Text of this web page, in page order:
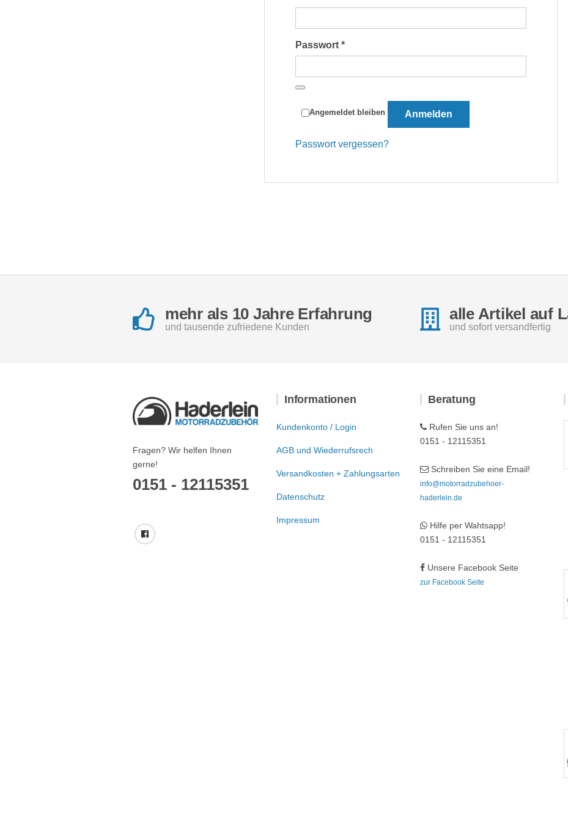
Passwort *Erforderlich
Angemeldet bleiben Anmelden
Passwort vergessen?
mehr als 10 Jahre Erfahrung
und tausende zufriedene Kunden
alle Artikel auf
und sofort versandfertig
Fragen? Wir helfen Ihnen
gerne!
0151 - 12115351
Informationen
Kundenkonto / Login
AGB und Wiederrufsrech
Versandkosten + Zahlungsarten
Datenschutz
Impressum
Beratung
Rufen Sie uns an!
0151 - 12115351
Schreiben Sie eine Email!
info@motorradzubehoer-
haderlein.de
Hilfe per Wahtsapp!
0151 - 12115351
Unsere Facebook Seite
zur Facebook Seite